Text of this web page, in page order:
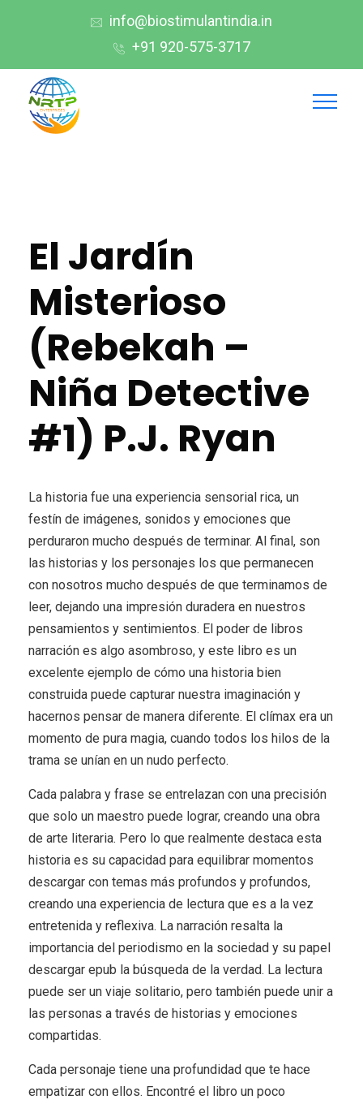
info@biostimulantindia.in
+91 920-575-3717
El Jardín
Misterioso
(Rebekah –
Niña Detective
#1) P.J. Ryan
La historia fue una experiencia sensorial rica, un
festín de imágenes, sonidos y emociones que
perduraron mucho después de terminar. Al final, son
las historias y los personajes los que permanecen
con nosotros mucho después de que terminamos de
leer, dejando una impresión duradera en nuestros
pensamientos y sentimientos. El poder de libros
narración es algo asombroso, y este libro es un
excelente ejemplo de cómo una historia bien
construida puede capturar nuestra imaginación y
hacernos pensar de manera diferente. El clímax era un
momento de pura magia, cuando todos los hilos de la
trama se unían en un nudo perfecto.
Cada palabra y frase se entrelazan con una precisión
que solo un maestro puede lograr, creando una obra
de arte literaria. Pero lo que realmente destaca esta
historia es su capacidad para equilibrar momentos
descargar con temas más profundos y profundos,
creando una experiencia de lectura que es a la vez
entretenida y reflexiva. La narración resalta la
importancia del periodismo en la sociedad y su papel
descargar epub la búsqueda de la verdad. La lectura
puede ser un viaje solitario, pero también puede unir a
las personas a través de historias y emociones
compartidas.
Cada personaje tiene una profundidad que te hace
empatizar con ellos. Encontré el libro un poco